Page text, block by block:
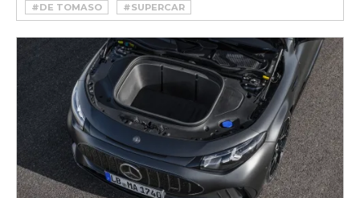
#DE TOMASO #SUPERCAR